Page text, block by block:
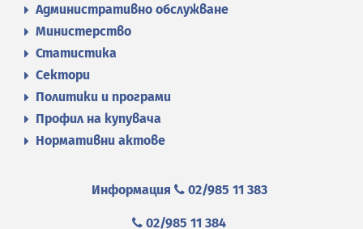
Административно обслужване
Министерство
Статистика
Сектори
Политики и програми
Профил на купувача
Нормативни актове
Информация 02/985 11 383
02/985 11 384